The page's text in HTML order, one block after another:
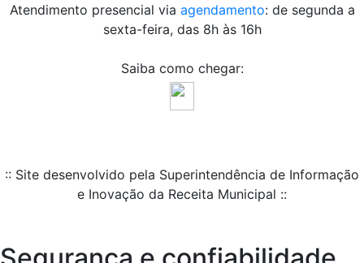
Atendimento presencial via agendamento: de segunda a
sexta-feira, das 8h às 16h
Saiba como chegar:
:: Site desenvolvido pela Superintendência de Informação
e Inovação da Receita Municipal ::